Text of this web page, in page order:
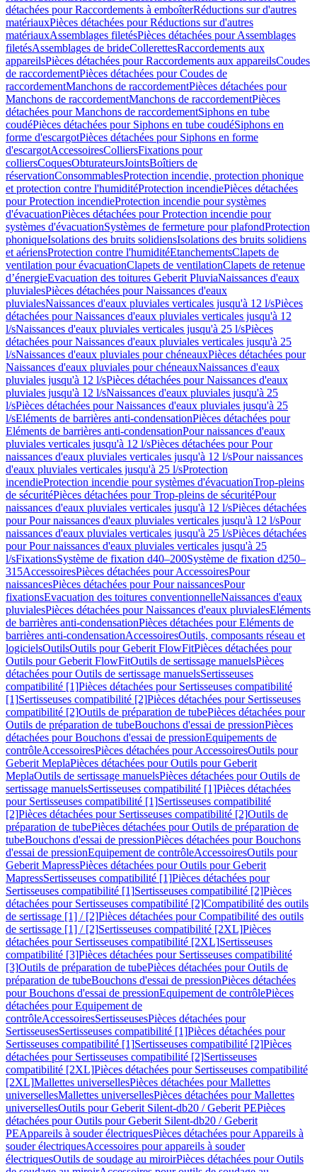
détachées pour Raccordements à emboîterRéductions sur d'autres
matériauxPièces détachées pour Réductions sur d'autres
matériauxAssemblages filetésPièces détachées pour Assemblages
filetésAssemblages de brideCollerettesRaccordements aux
appareilsPièces détachées pour Raccordements aux appareilsCoudes
de raccordementPièces détachées pour Coudes de
raccordementManchons de raccordementPièces détachées pour
Manchons de raccordementManchons de raccordementPièces
détachées pour Manchons de raccordementSiphons en tube
coudéPièces détachées pour Siphons en tube coudéSiphons en
forme d'escargotPièces détachées pour Siphons en forme
d'escargotAccessoiresColliersFixations pour
colliersCoquesObturateursJointsBoîtiers de
réservationConsommablesProtection incendie, protection phonique
et protection contre l'humiditéProtection incendiePièces détachées
pour Protection incendieProtection incendie pour systèmes
d'évacuationPièces détachées pour Protection incendie pour
systèmes d'évacuationSystèmes de fermeture pour plafondProtection
phoniqueIsolations des bruits solidiensIsolations des bruits solidiens
et aériensProtection contre l'humiditéEtanchementsClapets de
ventilation pour évacuationClapets de ventilationClapets de retenue
d’énergieEvacuation des toitures Geberit PluviaNaissances d'eaux
pluvialesPièces détachées pour Naissances d'eaux
pluvialesNaissances d'eaux pluviales verticales jusqu'à 12 l/sPièces
détachées pour Naissances d'eaux pluviales verticales jusqu'à 12
l/sNaissances d'eaux pluviales verticales jusqu'à 25 l/sPièces
détachées pour Naissances d'eaux pluviales verticales jusqu'à 25
l/sNaissances d'eaux pluviales pour chéneauxPièces détachées pour
Naissances d'eaux pluviales pour chéneauxNaissances d'eaux
pluviales jusqu'à 12 l/sPièces détachées pour Naissances d'eaux
pluviales jusqu'à 12 l/sNaissances d'eaux pluviales jusqu'à 25
l/sPièces détachées pour Naissances d'eaux pluviales jusqu'à 25
l/sEléments de barrières anti-condensationPièces détachées pour
Eléments de barrières anti-condensationPour naissances d'eaux
pluviales verticales jusqu'à 12 l/sPièces détachées pour Pour
naissances d'eaux pluviales verticales jusqu'à 12 l/sPour naissances
d'eaux pluviales verticales jusqu'à 25 l/sProtection
incendieProtection incendie pour systèmes d'évacuationTrop-pleins
de sécuritéPièces détachées pour Trop-pleins de sécuritéPour
naissances d'eaux pluviales verticales jusqu'à 12 l/sPièces détachées
pour Pour naissances d'eaux pluviales verticales jusqu'à 12 l/sPour
naissances d'eaux pluviales verticales jusqu'à 25 l/sPièces détachées
pour Pour naissances d'eaux pluviales verticales jusqu'à 25
l/sFixationsSystème de fixation d40–200Système de fixation d250–
315AccessoiresPièces détachées pour AccessoiresPour
naissancesPièces détachées pour Pour naissancesPour
fixationsEvacuation des toitures conventionnelleNaissances d'eaux
pluvialesPièces détachées pour Naissances d'eaux pluvialesEléments
de barrières anti-condensationPièces détachées pour Eléments de
barrières anti-condensationAccessoiresOutils, composants réseau et
logicielsOutilsOutils pour Geberit FlowFitPièces détachées pour
Outils pour Geberit FlowFitOutils de sertissage manuelsPièces
détachées pour Outils de sertissage manuelsSertisseuses
compatibilité [1]Pièces détachées pour Sertisseuses compatibilité
[1]Sertisseuses compatibilité [2]Pièces détachées pour Sertisseuses
compatibilité [2]Outils de préparation de tubePièces détachées pour
Outils de préparation de tubeBouchons d'essai de pressionPièces
détachées pour Bouchons d'essai de pressionEquipements de
contrôleAccessoiresPièces détachées pour AccessoiresOutils pour
Geberit MeplaPièces détachées pour Outils pour Geberit
MeplaOutils de sertissage manuelsPièces détachées pour Outils de
sertissage manuelsSertisseuses compatibilité [1]Pièces détachées
pour Sertisseuses compatibilité [1]Sertisseuses compatibilité
[2]Pièces détachées pour Sertisseuses compatibilité [2]Outils de
préparation de tubePièces détachées pour Outils de préparation de
tubeBouchons d'essai de pressionPièces détachées pour Bouchons
d'essai de pressionEquipement de contrôleAccessoiresOutils pour
Geberit MapressPièces détachées pour Outils pour Geberit
MapressSertisseuses compatibilité [1]Pièces détachées pour
Sertisseuses compatibilité [1]Sertisseuses compatibilité [2]Pièces
détachées pour Sertisseuses compatibilité [2]Compatibilité des outils
de sertissage [1] / [2]Pièces détachées pour Compatibilité des outils
de sertissage [1] / [2]Sertisseuses compatibilité [2XL]Pièces
détachées pour Sertisseuses compatibilité [2XL]Sertisseuses
compatibilité [3]Pièces détachées pour Sertisseuses compatibilité
[3]Outils de préparation de tubePièces détachées pour Outils de
préparation de tubeBouchons d'essai de pressionPièces détachées
pour Bouchons d'essai de pressionEquipement de contrôlePièces
détachées pour Equipement de
contrôleAccessoiresSertisseusesPièces détachées pour
SertisseusesSertisseuses compatibilité [1]Pièces détachées pour
Sertisseuses compatibilité [1]Sertisseuses compatibilité [2]Pièces
détachées pour Sertisseuses compatibilité [2]Sertisseuses
compatibilité [2XL]Pièces détachées pour Sertisseuses compatibilité
[2XL]Mallettes universellesPièces détachées pour Mallettes
universellesMallettes universellesPièces détachées pour Mallettes
universellesOutils pour Geberit Silent-db20 / Geberit PEPièces
détachées pour Outils pour Geberit Silent-db20 / Geberit
PEAppareils à souder électriquesPièces détachées pour Appareils à
souder électriquesAccessoires pour appareils à souder
électriquesOutils de soudage au miroirPièces détachées pour Outils